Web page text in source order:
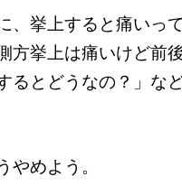
、挙上すると痛いっ
挙上は痛いけど前
るとどうなの？」な
やめよう。